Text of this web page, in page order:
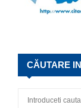
CĂUTARE